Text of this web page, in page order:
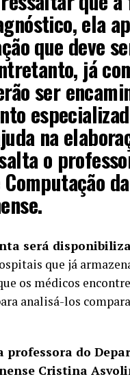
ela
que deve
já
ser
na
o
será
que já
os médicos
analisá-los
professora do
Cristina